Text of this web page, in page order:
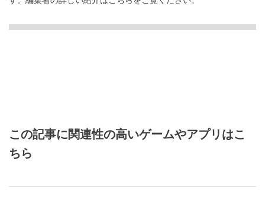
この記事に関連性の高いゲームやアプリはこ
ちら